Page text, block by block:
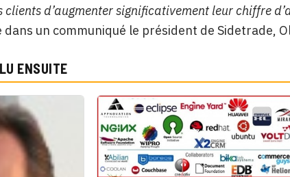
clients d’augmenter significativement leur chiffre
dans un communiqué le président de Sidetrade,
ENSUITE